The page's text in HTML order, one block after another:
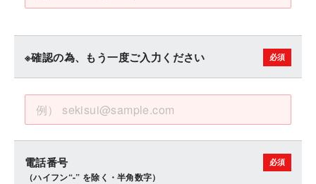
※確認の為、もう一度ご入力ください
電話番号
（ハイフン“-” を除く・半角数字）